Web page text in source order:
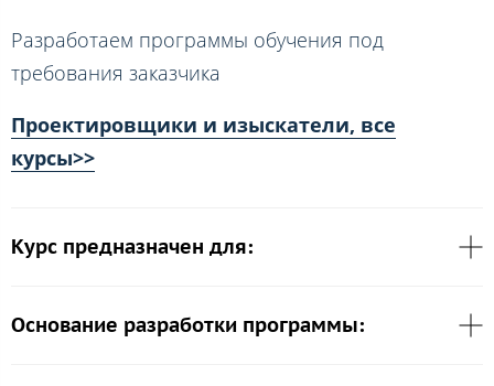
Разработаем программы обучения под
требования заказчика
Проектировщики и изыскатели, все
курсы>>
Курс предназначен для:
Основание разработки программы: